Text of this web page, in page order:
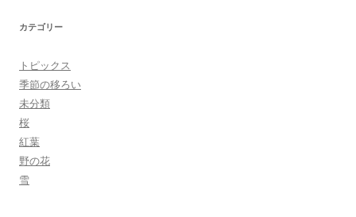
カテゴリー
トピックス
季節の移ろい
未分類
桜
紅葉
野の花
雪